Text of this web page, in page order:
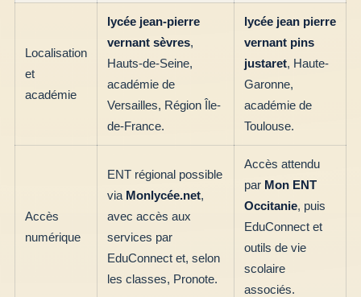
Localisation
et
académie
lycée jean-pierre
vernant sèvres,
Hauts-de-Seine,
académie de
Versailles, Région Île-
de-France.
lycée jean pierre
vernant pins
justaret, Haute-
Garonne,
académie de
Toulouse.
Accès
numérique
ENT régional possible
via Monlycée.net,
avec accès aux
services par
EduConnect et, selon
les classes, Pronote.
Accès attendu
par Mon ENT
Occitanie, puis
EduConnect et
outils de vie
scolaire
associés.